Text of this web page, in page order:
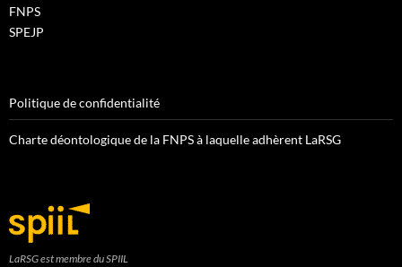
FNPS
SPEJP
Politique de confidentialité
Charte déontologique de la FNPS à laquelle adhèrent LaRSG
LaRSG est membre du SPIIL